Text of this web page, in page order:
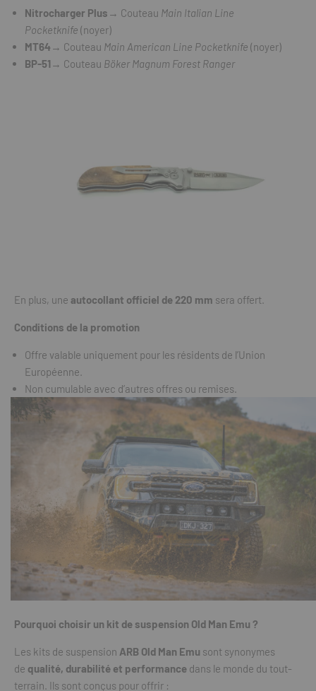
Nitrocharger Plus → Couteau Main Italian Line
Pocketknife (noyer)
MT64 → Couteau Main American Line Pocketknife (noyer)
BP-51 → Couteau Böker Magnum Forest Ranger
En plus, une autocollant officiel de 220 mm sera offert.
Conditions de la promotion
Offre valable uniquement pour les résidents de l’Union
Européenne.
Non cumulable avec d’autres offres ou remises.
Pourquoi choisir un kit de suspension Old Man Emu ?
Les kits de suspension ARB Old Man Emu sont synonymes
de qualité, durabilité et performance dans le monde du tout-
terrain. Ils sont conçus pour offrir :